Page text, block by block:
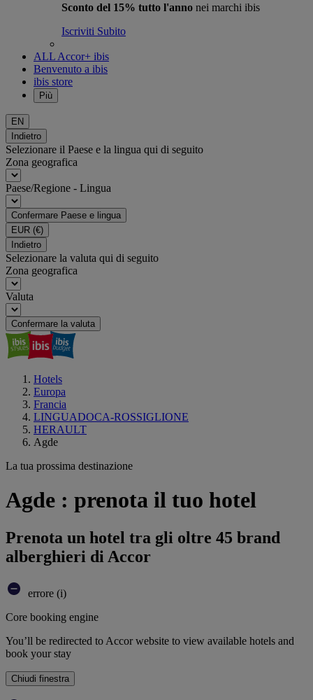
Sconto del 15% tutto l'anno nei marchi ibis
Iscriviti Subito
ALL Accor+ ibis
Benvenuto a ibis
ibis store
Più
EN
Indietro
Selezionare il Paese e la lingua qui di seguito
Zona geografica
Paese/Regione - Lingua
Confermare Paese e lingua
EUR (€)
Indietro
Selezionare la valuta qui di seguito
Zona geografica
Valuta
Confermare la valuta
Hotels
Europa
Francia
LINGUADOCA-ROSSIGLIONE
HERAULT
Agde
La tua prossima destinazione
Agde : prenota il tuo hotel
Prenota un hotel tra gli oltre 45 brand
alberghieri di Accor
errore (i)
Core booking engine
You’ll be redirected to Accor website to view available hotels and
book your stay
Chiudi finestra